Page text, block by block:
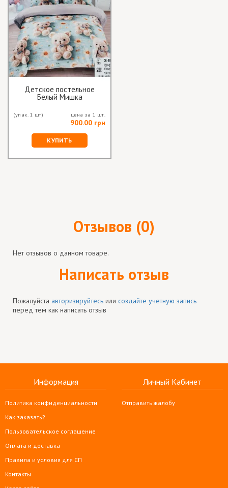
Детское постельное
Белый Мишка
(упак. 1 шт) цена за 1 шт.
900.00 грн
КУПИТЬ
Отзывов (0)
Нет отзывов о данном товаре.
Написать отзыв
Пожалуйста авторизируйтесь или создайте учетную запись
перед тем как написать отзыв
Информация
Политика конфиденциальности
Как заказать?
Пользовательское соглашение
Оплата и доставка
Правила и условия для СП
Контакты
Личный Кабинет
Отправить жалобу